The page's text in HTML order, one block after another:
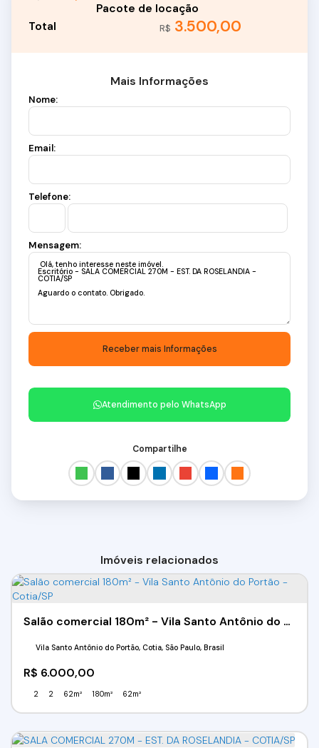
R$ 3.500,00
Mais Informações
Nome:
Email:
Telefone:
Mensagem:
Atendimento pelo WhatsApp
Compartilhe
Imóveis relacionados
Salão comercial 180m² - Vila Santo Antônio do Portão - Cotia/SP
R$ 6.000,00
Vila Santo Antônio do Portão, Cotia, São Paulo, Brasil
2 2 62m² 180m² 62m²